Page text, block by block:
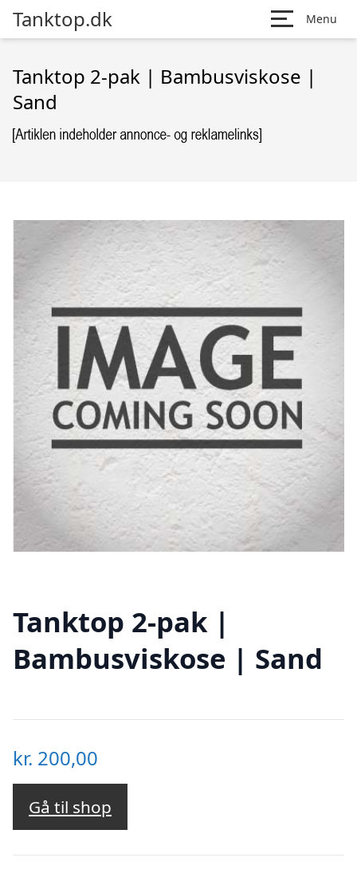
Tanktop.dk Menu
Tanktop 2-pak | Bambusviskose |
Sand
Tanktop 2-pak |
Bambusviskose | Sand
kr. 200,00
Gå til shop